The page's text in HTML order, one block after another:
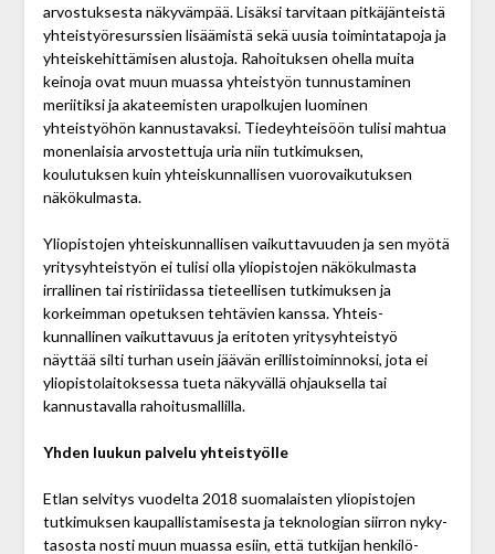
arvostuksesta näkyvämpää. Lisäksi tarvitaan pitkä­jänteistä
yhteistyöresurssien lisäämistä sekä uusia toiminta­tapoja ja
yhteiskehittämisen alustoja. Rahoituksen ohella muita
keinoja ovat muun muassa yhteistyön tunnustaminen
meriitiksi ja akateemisten urapolkujen luominen
yhteistyöhön kannustavaksi. Tiedeyhteisöön tulisi mahtua
monenlaisia arvostettuja uria niin tutki­muksen,
koulutuksen kuin yhteiskunnallisen vuoro­vaikutuksen
näkökulmasta.
Yliopistojen yhteiskunnallisen vaikuttavuuden ja sen myötä
yritysyhteistyön ei tulisi olla yliopistojen näkö­kulmasta
irrallinen tai ristiriidassa tieteellisen tutkimuksen ja
korkeimman opetuksen tehtävien kanssa. Yhteis­
kunnallinen vaikuttavuus ja eritoten yritys­yhteistyö
näyttää silti turhan usein jäävän erillis­toiminnoksi, jota ei
yliopistolaitoksessa tueta näkyvällä ohjauksella tai
kannustavalla rahoitusmallilla.
Yhden luukun palvelu yhteistyölle
Etlan selvitys vuodelta 2018 suomalaisten yliopistojen
tutkimuksen kaupallistamisesta ja teknologian siirron nyky­
tasosta nosti muun muassa esiin, että tutkijan henkilö­